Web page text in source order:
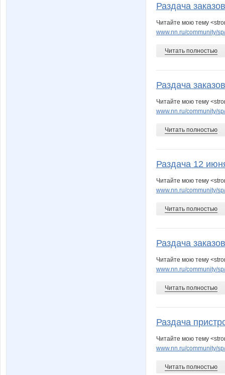
Раздача
Читайте мою тему
www.nn.ru/community/
Читать полностью
Раздача
Читайте мою тему
www.nn.ru/community/
Читать полностью
Раздача 12
Читайте мою тему
www.nn.ru/community/
Читать полностью
Раздача
Читайте мою тему
www.nn.ru/community/
Читать полностью
Раздача
Читайте мою тему
www.nn.ru/community/
Читать полностью